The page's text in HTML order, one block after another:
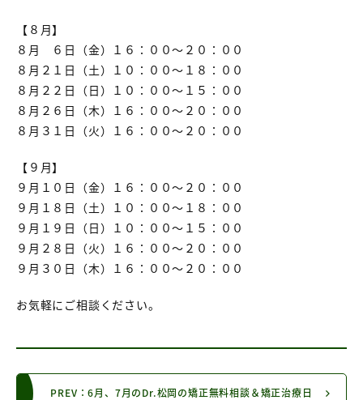
【８月】
８月 ６日（金）１６：００～２０：００
８月２１日（土）１０：００～１８：００
８月２２日（日）１０：００～１５：００
８月２６日（木）１６：００～２０：００
８月３１日（火）１６：００～２０：００
【９月】
９月１０日（金）１６：００～２０：００
９月１８日（土）１０：００～１８：００
９月１９日（日）１０：００～１５：００
９月２８日（火）１６：００～２０：００
９月３０日（木）１６：００～２０：００
お気軽にご相談ください。
PREV：6月、7月のDr.松岡の矯正無料相談＆矯正治療日